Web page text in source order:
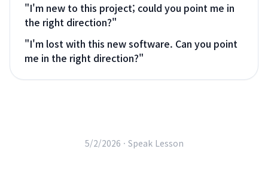
"I'm new to this project; could you point me in
the right direction?"
"I'm lost with this new software. Can you point
me in the right direction?"
5/2/2026 · Speak Lesson